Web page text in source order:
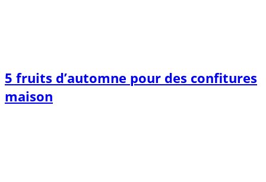
5 fruits d’automne pour des confitures
maison